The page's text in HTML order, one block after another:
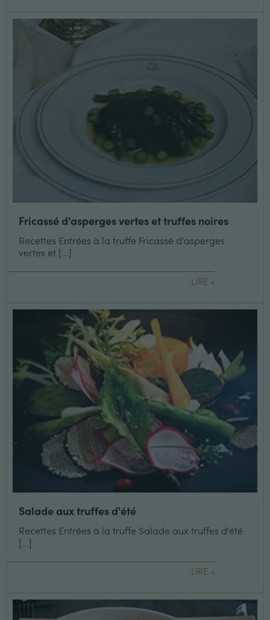
Fricassé d'asperges vertes et truffes noires
Recettes Entrées à la truffe Fricassé d'asperges
vertes et [...]
LIRE +
Salade aux truffes d'été
Recettes Entrées à la truffe Salade aux truffes d'été
[...]
LIRE +